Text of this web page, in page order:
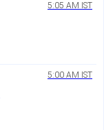
5:05 AM IST
5:00 AM IST